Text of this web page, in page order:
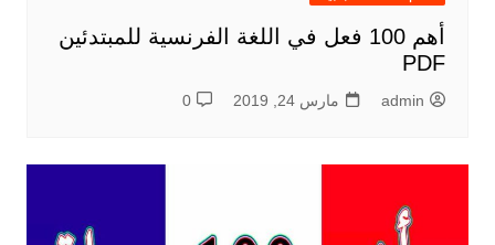
أهم 100 فعل في اللغة الفرنسية للمبتدئين
PDF
admin مارس 24, 2019 0